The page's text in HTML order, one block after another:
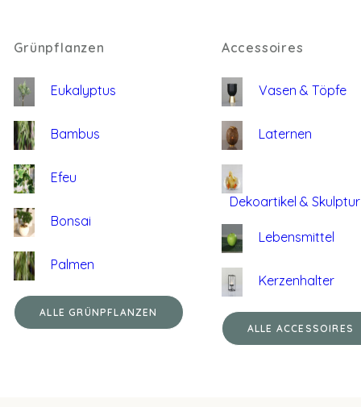
Grünpflanzen
Eukalyptus
Bambus
Efeu
Bonsai
Palmen
ALLE GRÜNPFLANZEN
Accessoires
Vasen & Töpfe
Laternen
Dekoartikel &
Lebensmittel
Kerzenhalter
ALLE ACCESSOIRES